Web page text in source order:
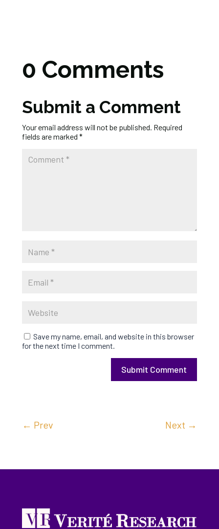
0 Comments
Submit a Comment
Your email address will not be published. Required
fields are marked *
Save my name, email, and website in this browser
for the next time I comment.
Submit Comment
← Prev Next →